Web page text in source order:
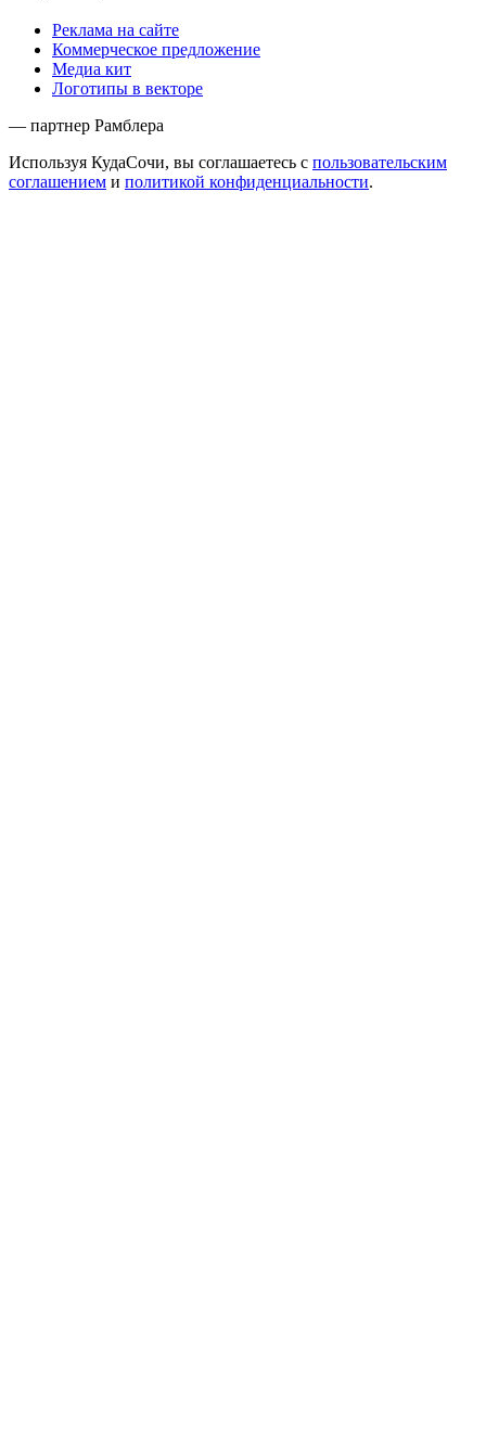
Реклама на сайте
Коммерческое предложение
Медиа кит
Логотипы в векторе
— партнер Рамблера
Используя КудаСочи, вы соглашаетесь с пользовательским
соглашением и политикой конфиденциальности.